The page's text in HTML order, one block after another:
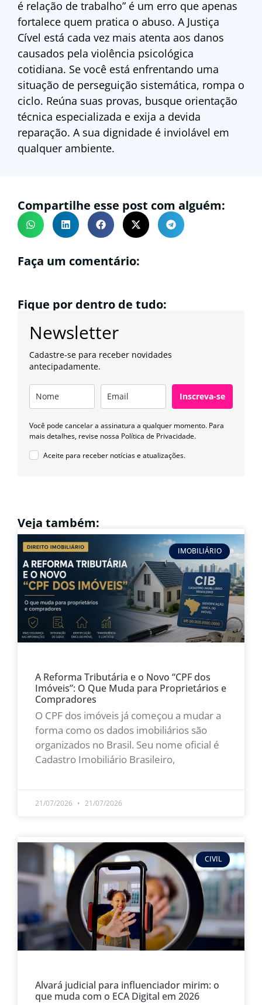
é relação de trabalho” é um erro que apenas
fortalece quem pratica o abuso. A Justiça
Cível está cada vez mais atenta aos danos
causados pela violência psicológica
cotidiana. Se você está enfrentando uma
situação de perseguição sistemática, rompa o
ciclo. Reúna suas provas, busque orientação
técnica especializada e exija a devida
reparação. A sua dignidade é inviolável em
qualquer ambiente.
Compartilhe esse post com alguém:
Faça um comentário:
Fique por dentro de tudo:
Newsletter
Cadastre-se para receber novidades
antecipadamente.
Inscreva-se
Você pode cancelar a assinatura a qualquer momento. Para
mais detalhes, revise nossa Política de Privacidade.
Aceite para receber notícias e atualizações.
Veja também:
IMOBILIÁRIO
A Reforma Tributária e o Novo “CPF dos
Imóveis”: O Que Muda para Proprietários e
Compradores
O CPF dos imóveis já começou a mudar a
forma como os dados imobiliários são
organizados no Brasil. Seu nome oficial é
Cadastro Imobiliário Brasileiro,
21/07/2026 21/07/2026
CIVIL
Alvará judicial para influenciador mirim: o
que muda com o ECA Digital em 2026